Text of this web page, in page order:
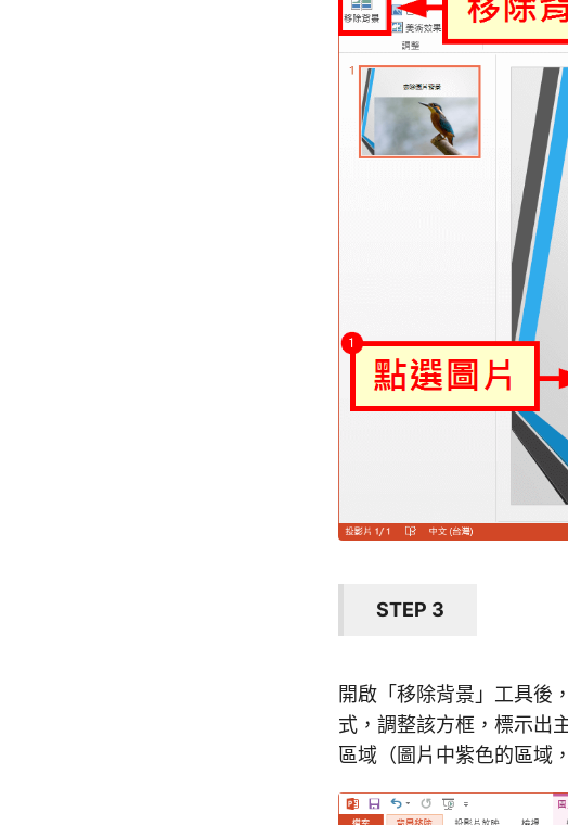
STEP 3
開啟「移除背景」工具後
式，調整該方框，標示出
區域（圖片中紫色的區域